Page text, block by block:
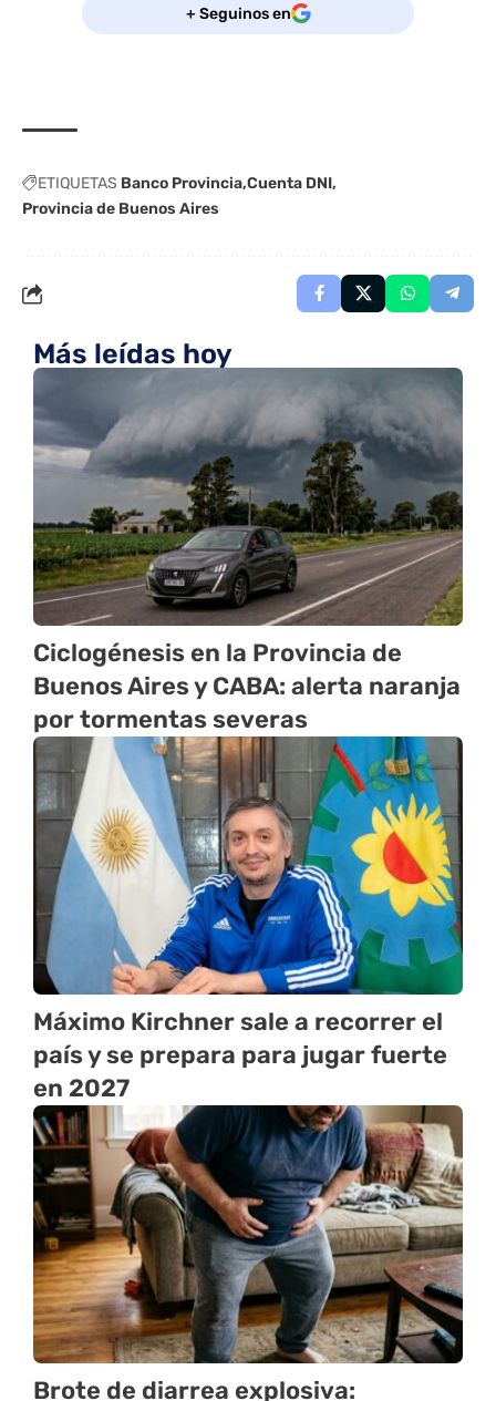
+ Seguinos en
ETIQUETAS Banco Provincia Cuenta DNI
Provincia de Buenos Aires
Más leídas hoy
Ciclogénesis en la Provincia de
Buenos Aires y CABA: alerta naranja
por tormentas severas
Máximo Kirchner sale a recorrer el
país y se prepara para jugar fuerte
en 2027
Brote de diarrea explosiva: